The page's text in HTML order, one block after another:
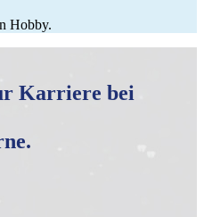
Hobby.
Karriere bei